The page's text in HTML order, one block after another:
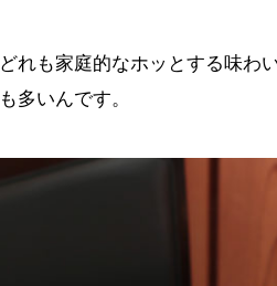
どれも家庭的なホッとする味わ
も多いんです。